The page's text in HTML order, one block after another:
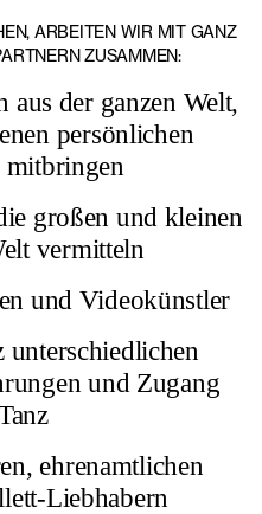
ARBEITEN WIR MIT GANZ
ZUSAMMEN:
aus der ganzen Welt,
persönlichen
mitbringen
großen und kleinen
vermitteln
und Videokünstler
unterschiedlichen
und Zugang
ehrenamtlichen
Liebhabern